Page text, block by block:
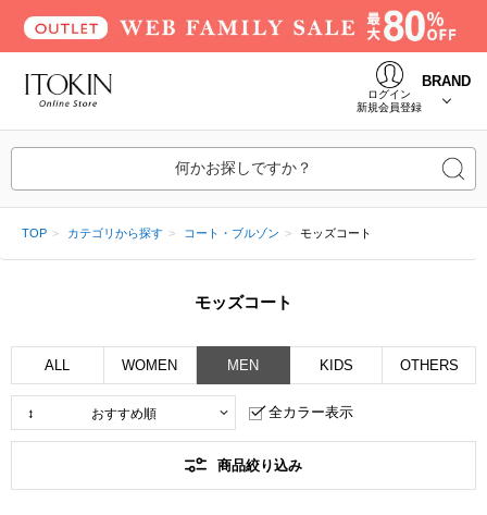
ログイン
新規会員登録
BRAND
何かお探しですか？
TOP カテゴリから探す コート・ブルゾン モッズコート
モッズコート
ALL WOMEN MEN KIDS OTHERS
全カラー表示
商品絞り込み